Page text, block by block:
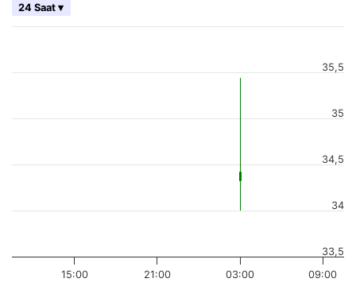
24 Saat ▾
15:00 21:00 03:00 09:00
33,5
34
34,5
35
35,5